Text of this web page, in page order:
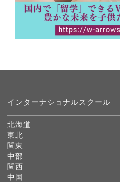
インターナショナルスクール
北海道
東北
関東
中部
関西
中国